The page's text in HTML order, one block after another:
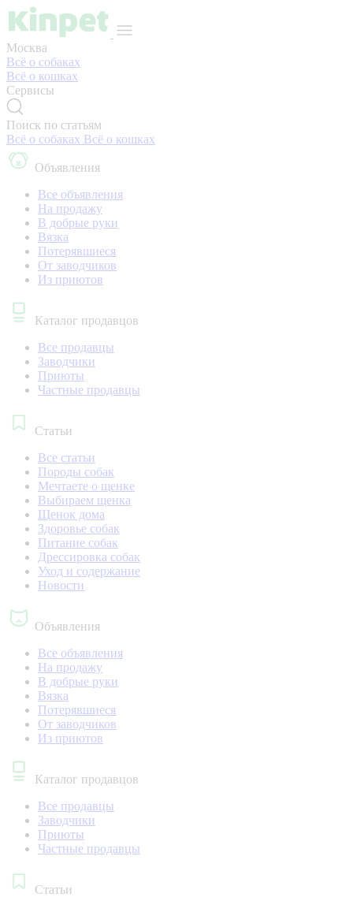
Москва
Всё о собаках
Всё о кошках
Сервисы
Поиск по статьям
Всё о собаках Всё о кошках
Объявления
Все объявления
На продажу
В добрые руки
Вязка
Потерявшиеся
От заводчиков
Из приютов
Каталог продавцов
Все продавцы
Заводчики
Приюты
Частные продавцы
Статьи
Все статьи
Породы собак
Мечтаете о щенке
Выбираем щенка
Щенок дома
Здоровье собак
Питание собак
Дрессировка собак
Уход и содержание
Новости
Объявления
Все объявления
На продажу
В добрые руки
Вязка
Потерявшиеся
От заводчиков
Из приютов
Каталог продавцов
Все продавцы
Заводчики
Приюты
Частные продавцы
Статьи